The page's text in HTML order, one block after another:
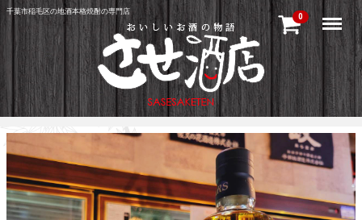
千葉市稲毛区の地酒本格焼酎の専門店
0 Menu